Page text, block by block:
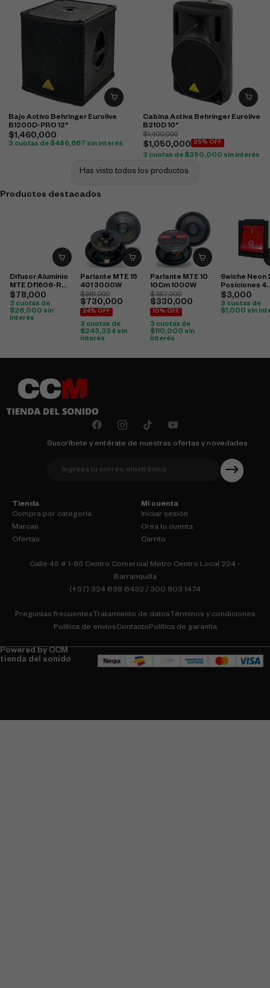
Bajo Activo Behringer Eurolive
B1200D-PRO 12"
$1,460,000
3 cuotas de $486,667 sin interés
Cabina Activa Behringer Eurolive
B210D 10"
$1,400,000
$1,050,000 25% OFF
3 cuotas de $350,000 sin interés
Has visto todos los productos.
Productos destacados
Difusor Aluminio
MTE Df1606-R
Rojo
$ 78,000
3 cuotas de
$26,000 sin
interés
Parlante MTE 15
401 3000W
$961,000
$ 730,000
24% OFF
3 cuotas de
$243,334sin
interés
Parlante MTE 10
10Cm 1000W
$367,000
$330,000
10% OFF
3 cuotas de
$110,000 sin
interés
Swiche Neon
Posiciones 4
Pines Sw-
$3,000
3 cuotas de
$1,000 sin
Suscríbete y entérate de nuestras ofertas y novedades
Tienda
Compra por categoría
Marcas
Ofertas
Mi cuenta
Iniciar sesión
Crea tu cuenta
Carrito
Calle 45 # 1-85 Centro Comercial Metro Centro Local 224 -
Barranquilla
(+57) 324 638 6432 / 300 803 1474
Preguntas frecuentesTratamiento de datosTérminos y condiciones
Política de envíosContactoPolítica de garantia
Powered by CCM
tienda del sonido